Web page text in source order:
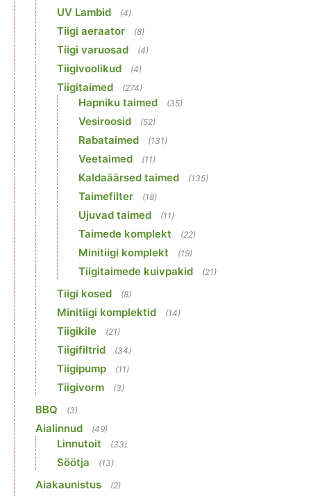
UV Lambid
(4)
Tiigi aeraator (8)
Tiigi varuosad (4)
Tiigivoolikud (4)
Tiigitaimed (274)
Hapniku taimed (35)
Vesiroosid (52)
Rabataimed (131)
Veetaimed (11)
Kaldaäärsed taimed (135)
Taimefilter (18)
Ujuvad taimed (11)
Taimede komplekt (22)
Minitiigi komplekt (19)
Tiigitaimede kuivpakid (21)
Tiigi kosed (8)
Minitiigi komplektid (14)
Tiigikile (21)
Tiigifiltrid (34)
Tiigipump (11)
Tiigivorm (3)
BBQ (3)
Aialinnud (49)
Linnutoit (33)
Söötja (13)
Aiakaunistus (2)